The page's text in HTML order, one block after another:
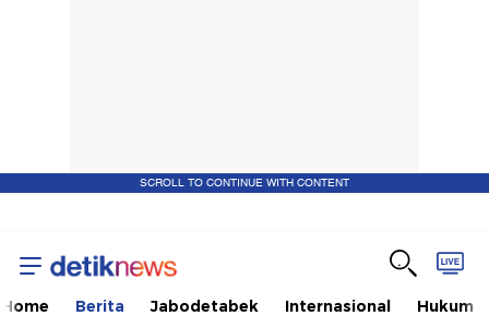
SCROLL TO CONTINUE WITH CONTENT
Home Berita Jabodetabek Internasional Hukum